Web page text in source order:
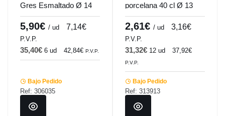
Gres Esmaltado Ø 14
Cm Lotus Accolade
5,90€ / ud 7,14€
P.V.P.
35,40€ 6 ud 42,84€ P.V.P.
Bajo Pedido
Ref: 306035
porcelana 40 cl Ø 13
cm Cafett Pro.mundi
2,61€ / ud 3,16€
P.V.P.
31,32€ 12 ud 37,92€
P.V.P.
Bajo Pedido
Ref: 313913